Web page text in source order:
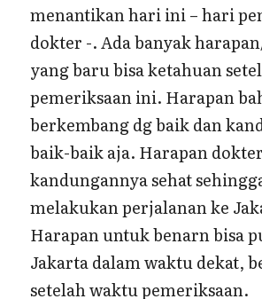
menantikan hari ini – hari
dokter -. Ada banyak
yang baru bisa ketahuan
pemeriksaan ini. Harapan
berkembang dg baik dan
baik-baik aja. Harapan
kandungannya sehat
melakukan perjalanan ke
Harapan untuk benarn bisa
Jakarta dalam waktu dekat,
setelah waktu pemeriksaan.